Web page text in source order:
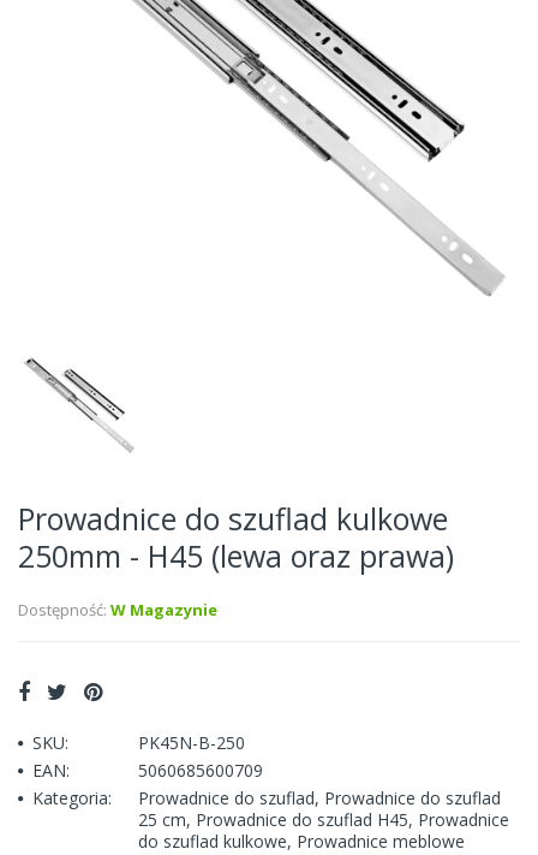
Prowadnice do szuflad kulkowe
250mm - H45 (lewa oraz prawa)
Dostępność: W Magazynie
SKU:
PK45N-B-250
EAN:
5060685600709
Kategoria:
Prowadnice do szuflad, Prowadnice do szuflad
25 cm, Prowadnice do szuflad H45, Prowadnice
do szuflad kulkowe, Prowadnice meblowe